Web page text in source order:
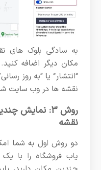
به سادگی بلوک های
مکان دیگر اضافه
“انتشار” یا “به روز
نقشه ها در وب سایت
روش 3: نمایش
نقشه
دو روش اول به شما
یاب فروشگاه را با